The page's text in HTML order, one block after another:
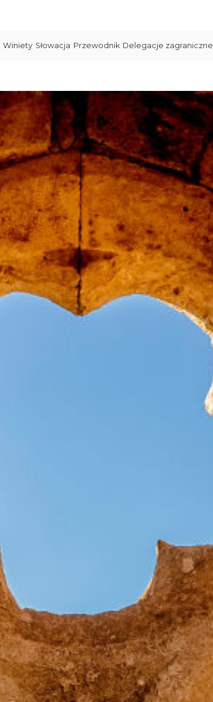
Winiety Słowacja Przewodnik Delegacje zagraniczne